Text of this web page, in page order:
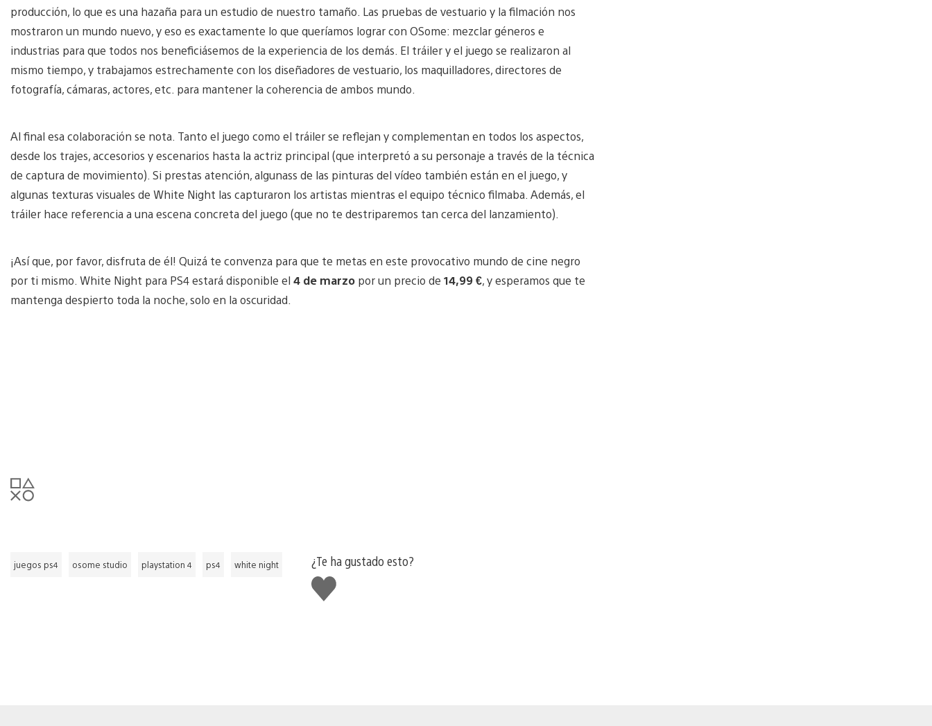
producción, lo que es una hazaña para un estudio de nuestro tamaño. Las pruebas de vestuario y la filmación nos
mostraron un mundo nuevo, y eso es exactamente lo que queríamos lograr con OSome: mezclar géneros e
industrias para que todos nos beneficiásemos de la experiencia de los demás. El tráiler y el juego se realizaron al
mismo tiempo, y trabajamos estrechamente con los diseñadores de vestuario, los maquilladores, directores de
fotografía, cámaras, actores, etc. para mantener la coherencia de ambos mundo.
Al final esa colaboración se nota. Tanto el juego como el tráiler se reflejan y complementan en todos los aspectos,
desde los trajes, accesorios y escenarios hasta la actriz principal (que interpretó a su personaje a través de la técnica
de captura de movimiento). Si prestas atención, algunass de las pinturas del vídeo también están en el juego, y
algunas texturas visuales de White Night las capturaron los artistas mientras el equipo técnico filmaba. Además, el
tráiler hace referencia a una escena concreta del juego (que no te destriparemos tan cerca del lanzamiento).
¡Así que, por favor, disfruta de él! Quizá te convenza para que te metas en este provocativo mundo de cine negro
por ti mismo. White Night para PS4 estará disponible el 4 de marzo por un precio de 14,99 €, y esperamos que te
mantenga despierto toda la noche, solo en la oscuridad.
juegos ps4 osome studio playstation 4 ps4 white night
¿Te ha gustado esto?
Me
gusta